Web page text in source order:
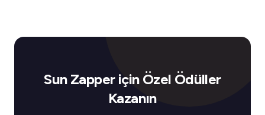
Sun Zapper için Özel Ödüller
Kazanın